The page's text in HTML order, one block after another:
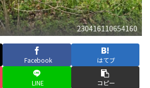
230416110654160
Facebook はてブ
LINE コピー